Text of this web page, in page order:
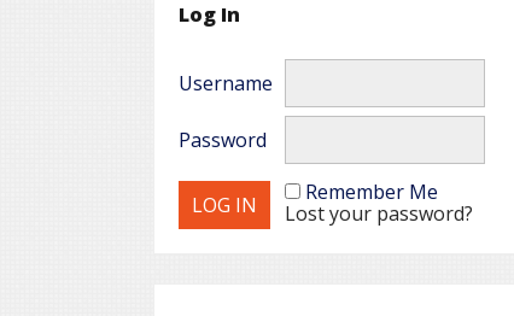
Log In
Username
Password
Remember Me
Lost your password?